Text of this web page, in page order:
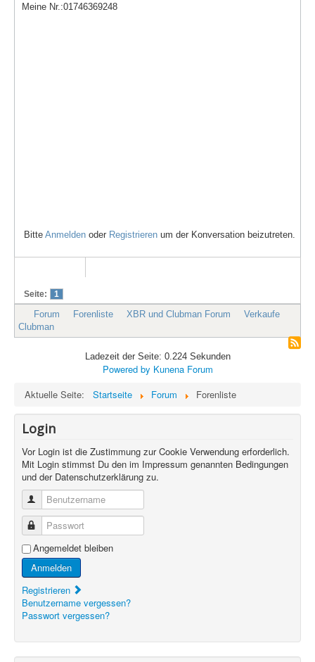
Meine Nr.:01746369248
Bitte Anmelden oder Registrieren um der Konversation beizutreten.
Seite: 1
Forum Forenliste XBR und Clubman Forum
Verkaufe
Clubman
Ladezeit der Seite: 0.224 Sekunden
Powered by Kunena Forum
Aktuelle Seite:
Startseite Forum Forenliste
Login
Vor Login ist die Zustimmung zur Cookie Verwendung erforderlich.
Mit Login stimmst Du den im Impressum genannten Bedingungen
und der Datenschutzerklärung zu.
Benutzername
Passwort
Angemeldet bleiben
Anmelden
Registrieren
Benutzername vergessen?
Passwort vergessen?